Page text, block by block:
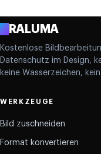
ARALUMA
Kostenlose
Datenschutz im Design,
keine Wasserzeichen,
WERKZEUGE
Bild zuschneiden
Format konvertieren